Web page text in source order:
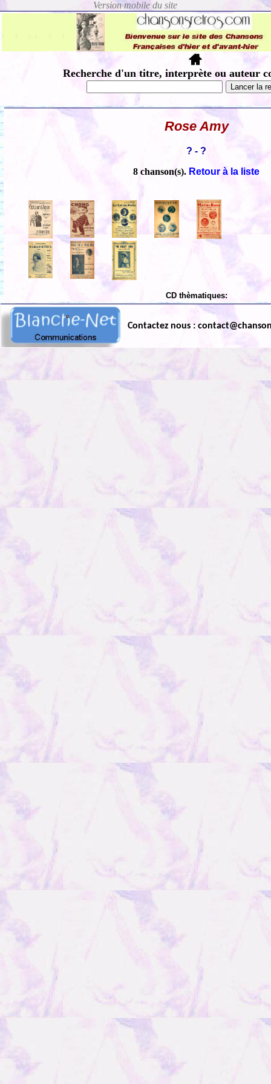
Recherche d'un titre, interprète ou auteur
Rose Amy
? - ?
8 chanson(s). Retour à la liste
CD thèmatiques:
Contactez nous :